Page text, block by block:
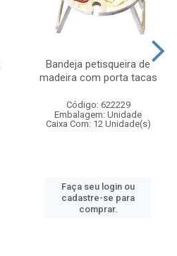
Bandeja petisqueira de
madeira com porta tacas
Código: 622229
Embalagem: Unidade
Caixa Com: 12 Unidade(s)
Faça seu login ou
cadastre-se para
comprar.